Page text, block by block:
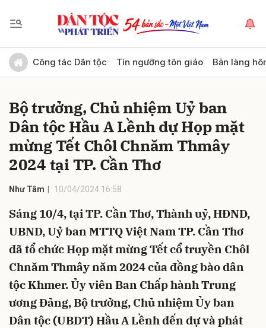
Công tác Dân tộc Tín ngưỡng tôn giáo Bản làng
Bộ trưởng, Chủ nhiệm Uỷ ban
Dân tộc Hầu A Lềnh dự Họp mặt
mừng Tết Chôl Chnăm Thmây
2024 tại TP. Cần Thơ
Như Tâm 10/04/2024 16:58
Sáng 10/4, tại TP. Cần Thơ, Thành uỷ, HĐND,
UBND, Uỷ ban MTTQ Việt Nam TP. Cần Thơ
đã tổ chức Họp mặt mừng Tết cổ truyền Chôl
Chnăm Thmây năm 2024 của đồng bào dân
tộc Khmer. Ủy viên Ban Chấp hành Trung
ương Đảng, Bộ trưởng, Chủ nhiệm Ủy ban
Dân tộc (UBDT) Hầu A Lềnh đến dự và phát
Gửi bình luận